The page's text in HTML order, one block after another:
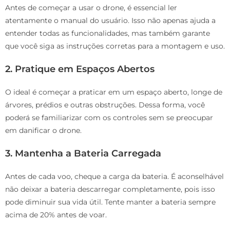
Antes de começar a usar o drone, é essencial ler
atentamente o manual do usuário. Isso não apenas ajuda a
entender todas as funcionalidades, mas também garante
que você siga as instruções corretas para a montagem e uso.
2. Pratique em Espaços Abertos
O ideal é começar a praticar em um espaço aberto, longe de
árvores, prédios e outras obstruções. Dessa forma, você
poderá se familiarizar com os controles sem se preocupar
em danificar o drone.
3. Mantenha a Bateria Carregada
Antes de cada voo, cheque a carga da bateria. É aconselhável
não deixar a bateria descarregar completamente, pois isso
pode diminuir sua vida útil. Tente manter a bateria sempre
acima de 20% antes de voar.